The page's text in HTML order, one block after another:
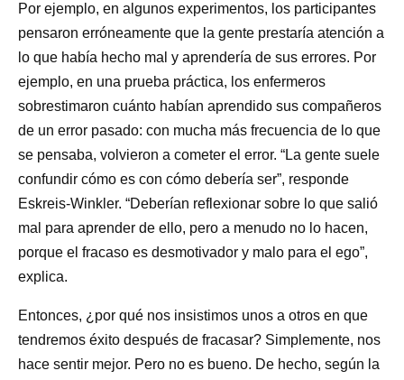
Por ejemplo, en algunos experimentos, los participantes
pensaron erróneamente que la gente prestaría atención a
lo que había hecho mal y aprendería de sus errores. Por
ejemplo, en una prueba práctica, los enfermeros
sobrestimaron cuánto habían aprendido sus compañeros
de un error pasado: con mucha más frecuencia de lo que
se pensaba, volvieron a cometer el error. “La gente suele
confundir cómo es con cómo debería ser”, responde
Eskreis-Winkler. “Deberían reflexionar sobre lo que salió
mal para aprender de ello, pero a menudo no lo hacen,
porque el fracaso es desmotivador y malo para el ego”,
explica.
Entonces, ¿por qué nos insistimos unos a otros en que
tendremos éxito después de fracasar? Simplemente, nos
hace sentir mejor. Pero no es bueno. De hecho, según la